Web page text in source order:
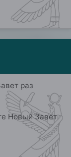
раз
Новый Завет